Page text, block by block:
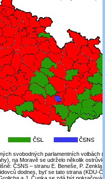
svobodných parlamentních volbách
na Moravě se udrželo několik
ČSNS ‒ stranu E. Beneše, P. Zenkla
dodnes, byť se tato strana (KDU-